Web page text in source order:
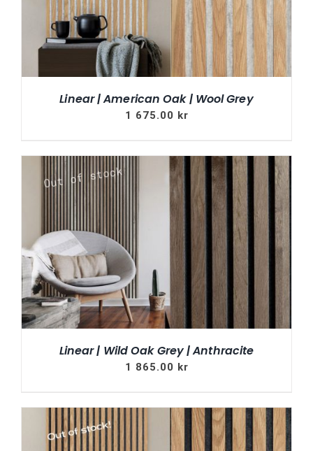
Linear | American Oak | Wool Grey
1 675.00 kr
Linear | Wild Oak Grey | Anthracite
1 865.00 kr